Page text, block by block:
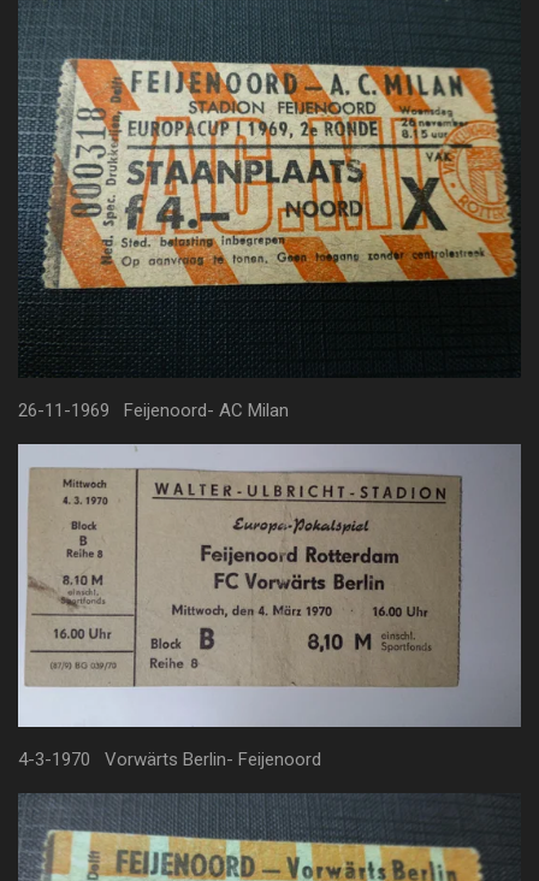
26-11-1969 Feijenoord- AC Milan
4-3-1970 Vorwärts Berlin- Feijenoord